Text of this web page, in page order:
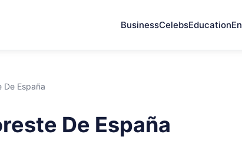
BusinessCelebsEducation
De España
De España